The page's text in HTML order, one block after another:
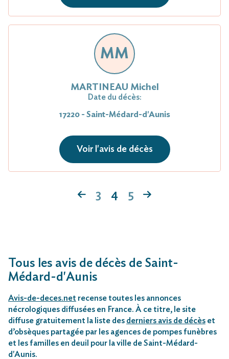
MM
MARTINEAU Michel
Date du décès:
17220 - Saint-Médard-d'Aunis
Voir l'avis de décès
3 4 5
Tous les avis de décès de Saint-
Médard-d'Aunis
Avis-de-deces.net recense toutes les annonces
nécrologiques diffusées en France. À ce titre, le site
diffuse gratuitement la liste des derniers avis de décès et
d’obsèques partagée par les agences de pompes funèbres
et les familles en deuil pour la ville de Saint-Médard-
d'Aunis.